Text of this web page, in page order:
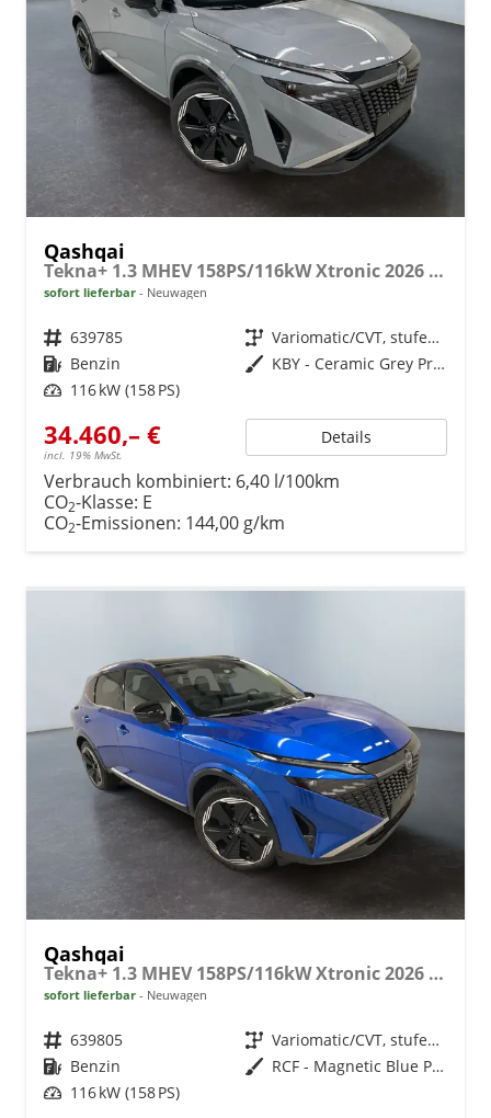
Qashqai
Tekna+ 1.3 MHEV 158PS/116kW Xtronic 2026 +20"ALU+PANO+BOSE+HuD
sofort lieferbar Neuwagen
Fahrzeugnr. 639785 Getriebe
Variomatic/CVT, stufenlos
Kraftstoff Benzin Außenfarbe
KBY - Ceramic Grey Premium Met.
Leistung 116 kW (158 PS)
34.460,– €
incl. 19% MwSt.
Details
Verbrauch kombiniert: 6,40 l/100km
CO2-Klasse: E
CO2-Emissionen: 144,00 g/km
Qashqai
Tekna+ 1.3 MHEV 158PS/116kW Xtronic 2026 +20"ALU+PANO+BOSE+HuD
sofort lieferbar Neuwagen
Fahrzeugnr. 639805 Getriebe
Variomatic/CVT, stufenlos
Kraftstoff Benzin Außenfarbe
RCF - Magnetic Blue Premium Met.
Leistung 116 kW (158 PS)